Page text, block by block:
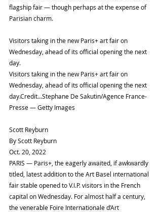
flagship fair — though perhaps at the expense of
Parisian charm.
Visitors taking in the new Paris+ art fair on
Wednesday, ahead of its official opening the next
day.
Visitors taking in the new Paris+ art fair on
Wednesday, ahead of its official opening the next
day.Credit...Stephane De Sakutin/Agence France-
Presse — Getty Images
Scott Reyburn
By Scott Reyburn
Oct. 20, 2022
PARIS — Paris+, the eagerly awaited, if awkwardly
titled, latest addition to the Art Basel international
fair stable opened to V.I.P. visitors in the French
capital on Wednesday. For almost half a century,
the venerable Foire Internationale d’Art